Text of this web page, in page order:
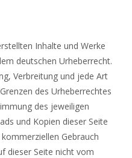
Inhalte und Werke
deutschen Urheberrecht.
Verbreitung und jede Art
des Urheberrechtes
des jeweiligen
und Kopien dieser Seite
Gebrauch
dieser Seite nicht vom